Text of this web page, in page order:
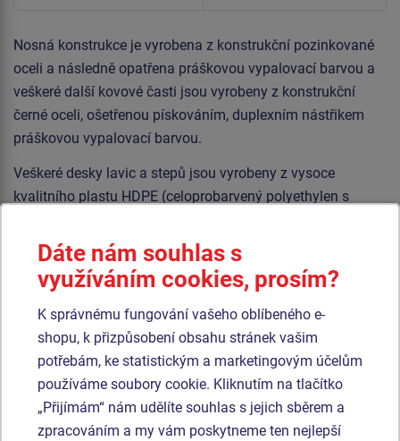
Nosná konstrukce je vyrobena z konstrukční pozinkované
oceli a následně opatřena práškovou vypalovací barvou a
veškeré další kovové časti jsou vyrobeny z konstrukční
černé oceli, ošetřenou pískováním, duplexním nástřikem
práškovou vypalovací barvou.
Veškeré desky lavic a stepů jsou vyrobeny z vysoce
kvalitního plastu HDPE (celoprobarvený polyethylen s
stálostí, odolnosti proti UV záření a hlavně bezpečností,
protože je nelámavý a nehrozí tak žádné nebezpečí zranění
ostrými úlomky). Veškerý spojovací materiál je
pozinkovaný nebo nerezový.
Podobnézboží
Produkt - WP-8006K-10 Produkt - WP-8014K-15
Dáte nám souhlas s
využíváním cookies, prosím?
K správnému fungování vašeho oblíbeného e-
shopu, k přizpůsobení obsahu stránek vašim
potřebám, ke statistickým a marketingovým účelům
používáme soubory cookie. Kliknutím na tlačítko
„Přijímám“ nám udělíte souhlas s jejich sběrem a
zpracováním a my vám poskytneme ten nejlepší